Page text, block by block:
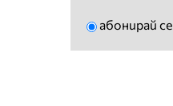
абонирай се